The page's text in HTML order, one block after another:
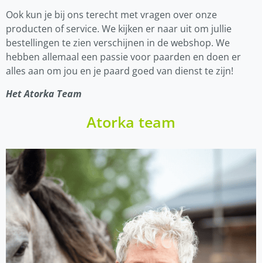
Ook kun je bij ons terecht met vragen over onze
producten of service. We kijken er naar uit om jullie
bestellingen te zien verschijnen in de webshop. We
hebben allemaal een passie voor paarden en doen er
alles aan om jou en je paard goed van dienst te zijn!
Het Atorka Team
Atorka team